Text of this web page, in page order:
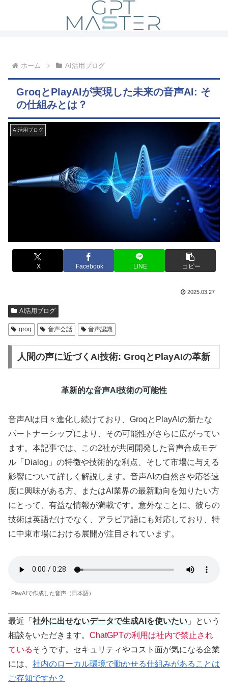
ホーム AI活用ブログ
GroqとPlayAIが実現した未来の音声AI: そ
の仕組みとは？
AI活用ブログ
X Facebook LINE コピー
2025.03.27
AI活用ブログ
groq 音声会話 音声認識
人間の声に近づくAI技術: GroqとPlayAIの革新
革新的な音声AI技術の可能性
音声AIは日々進化し続けており、GroqとPlayAIの新たな
パートナーシップにより、その可能性がさらに広がってい
ます。本記事では、この2社が共同開発した音声合成モデ
ル「Dialog」の特徴や技術的な利点、そして市場に与える
影響について詳しく解説します。音声AIの自然さや応答速
度に興味がある方、またはAI業界の最新動向を知りたい方
にとって、有益な情報が満載です。意外なことに、彼らの
技術は英語だけでなく、アラビア語にも対応しており、特
に中東市場における展開が注目されています。
PlayAIで作成した音声（日本語）
最近「 社外に出せないデータで生成AIを使いたい 」という
相談をいただきます。 ChatGPTの利用は社内で禁止され
ているそうです。セキュリティやコスト面が気になる企業
には、 社内のローカル環境で動かせる仕組みがあることは
ご存知ですか？